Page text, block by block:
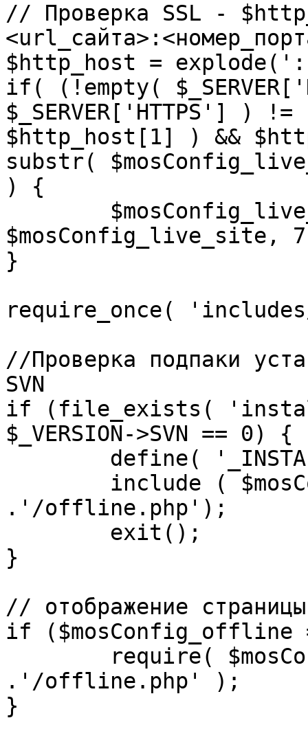
// Проверка SSL -
$http_host = explode(':',
if( (!empty(
$_SERVER['HTTPS']
$http_host[1] ) &&
substr(
) {
$mosConfig_live_site,
}
require_once(
//Проверка подпаки
SVN
if (file_exists(
$_VERSION->SVN == 0) {
.'/offline.php');
}
// отображение
if ($mosConfig_offline
.'/offline.php' );
}